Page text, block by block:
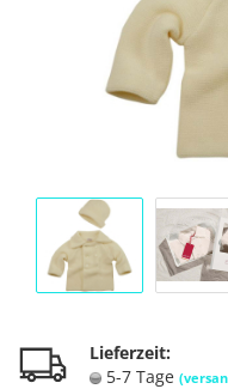
Lieferzeit:
5-7 Tage